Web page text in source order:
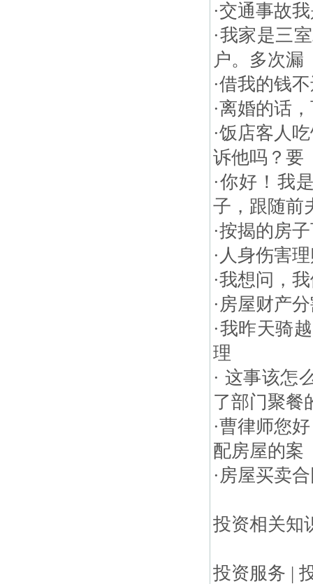
·交通事故
·我家是三
户。多次漏
·借我的钱
·离婚的话
·饭店客人
诉他吗？要
·你好！我
子，跟随前
·按揭的房
· 人身伤害
·我想问，
· 房屋财产
·我昨天骑
理
· 这事该怎
了部门聚餐
·曹律师您
配房屋的案
· 房屋买卖
投资相关知
投资服务 |